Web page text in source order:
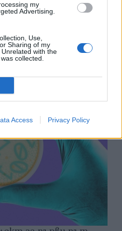
my
Advertising.
Use,
Sharing of my
with the
collected.
Access Privacy Policy
900 години
за сладолед в